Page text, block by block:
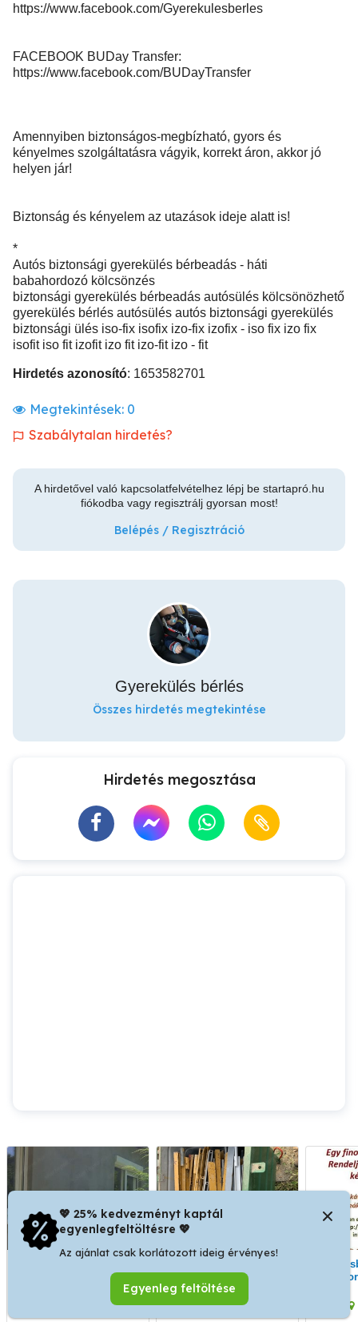
https://www.facebook.com/Gyerekulesberles
FACEBOOK BUDay Transfer:
https://www.facebook.com/BUDayTransfer
Amennyiben biztonságos-megbízható, gyors és
kényelmes szolgáltatásra vágyik, korrekt áron, akkor jó
helyen jár!
Biztonság és kényelem az utazások ideje alatt is!
*
Autós biztonsági gyerekülés bérbeadás - háti
babahordozó kölcsönzés
biztonsági gyerekülés bérbeadás autósülés kölcsönözhető
gyerekülés bérlés autósülés autós biztonsági gyerekülés
biztonsági ülés iso-fix isofix izo-fix izofix - iso fix izo fix
isofit iso fit izofit izo fit izo-fit izo - fit
Hirdetés azonosító: 1653582701
Megtekintések: 0
Szabálytalan hirdetés?
A hirdetővel való kapcsolatfelvételhez lépj be startapró.hu
fiókodba vagy regisztrálj gyorsan most!
Belépés / Regisztráció
Gyerekülés bérlés
Összes hirdetés megtekintése
Hirdetés megosztása
X. kerület
💖 25% kedvezményt kaptál
egyenlegfeltöltésre 💖
Az ajánlat csak korlátozott ideig érvényes!
Egyenleg feltöltése